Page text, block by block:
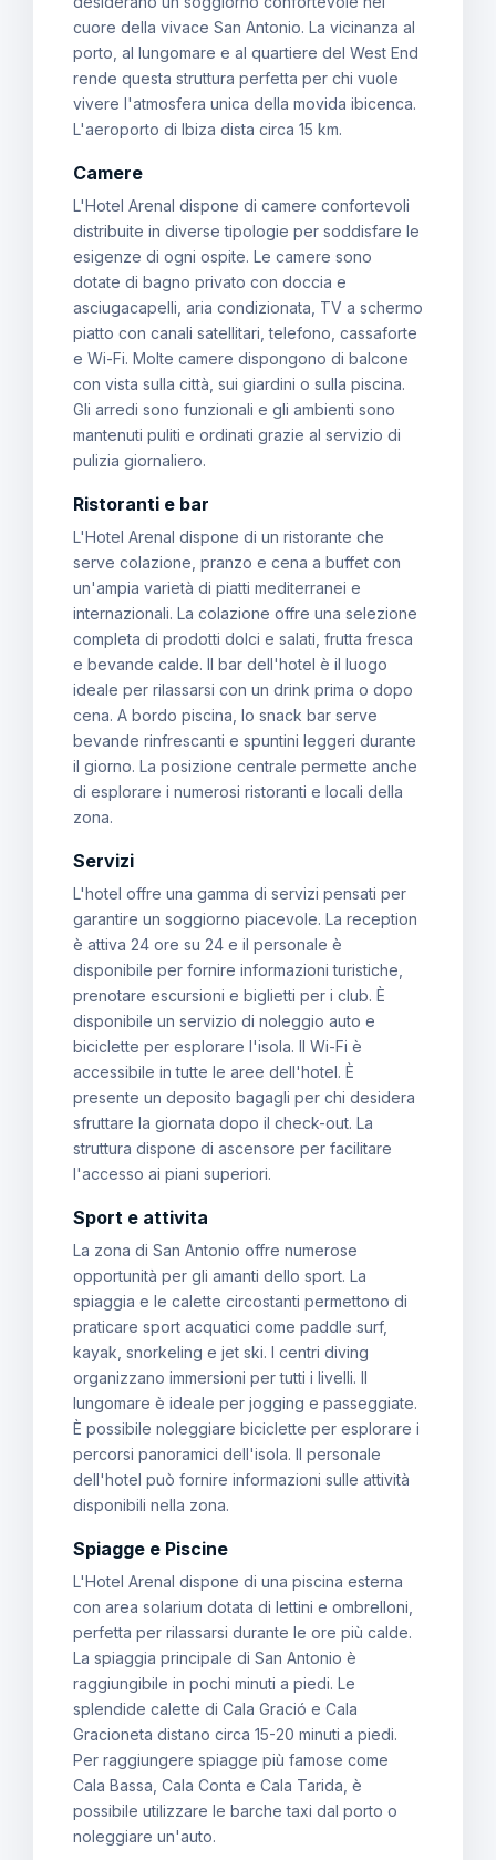
cuore della vivace San Antonio. La vicinanza al
porto, al lungomare e al quartiere del West End
rende questa struttura perfetta per chi vuole
vivere l'atmosfera unica della movida ibicenca.
L'aeroporto di Ibiza dista circa 15 km.
Camere
L'Hotel Arenal dispone di camere confortevoli
distribuite in diverse tipologie per soddisfare le
esigenze di ogni ospite. Le camere sono
dotate di bagno privato con doccia e
asciugacapelli, aria condizionata, TV a schermo
piatto con canali satellitari, telefono, cassaforte
e Wi-Fi. Molte camere dispongono di balcone
con vista sulla città, sui giardini o sulla piscina.
Gli arredi sono funzionali e gli ambienti sono
mantenuti puliti e ordinati grazie al servizio di
pulizia giornaliero.
Ristoranti e bar
L'Hotel Arenal dispone di un ristorante che
serve colazione, pranzo e cena a buffet con
un'ampia varietà di piatti mediterranei e
internazionali. La colazione offre una selezione
completa di prodotti dolci e salati, frutta fresca
e bevande calde. Il bar dell'hotel è il luogo
ideale per rilassarsi con un drink prima o dopo
cena. A bordo piscina, lo snack bar serve
bevande rinfrescanti e spuntini leggeri durante
il giorno. La posizione centrale permette anche
di esplorare i numerosi ristoranti e locali della
zona.
Servizi
L'hotel offre una gamma di servizi pensati per
garantire un soggiorno piacevole. La reception
è attiva 24 ore su 24 e il personale è
disponibile per fornire informazioni turistiche,
prenotare escursioni e biglietti per i club. È
disponibile un servizio di noleggio auto e
biciclette per esplorare l'isola. Il Wi-Fi è
accessibile in tutte le aree dell'hotel. È
presente un deposito bagagli per chi desidera
sfruttare la giornata dopo il check-out. La
struttura dispone di ascensore per facilitare
l'accesso ai piani superiori.
Sport e attivita
La zona di San Antonio offre numerose
opportunità per gli amanti dello sport. La
spiaggia e le calette circostanti permettono di
praticare sport acquatici come paddle surf,
kayak, snorkeling e jet ski. I centri diving
organizzano immersioni per tutti i livelli. Il
lungomare è ideale per jogging e passeggiate.
È possibile noleggiare biciclette per esplorare i
percorsi panoramici dell'isola. Il personale
dell'hotel può fornire informazioni sulle attività
disponibili nella zona.
Spiagge e Piscine
L'Hotel Arenal dispone di una piscina esterna
con area solarium dotata di lettini e ombrelloni,
perfetta per rilassarsi durante le ore più calde.
La spiaggia principale di San Antonio è
raggiungibile in pochi minuti a piedi. Le
splendide calette di Cala Gració e Cala
Gracioneta distano circa 15-20 minuti a piedi.
Per raggiungere spiagge più famose come
Cala Bassa, Cala Conta e Cala Tarida, è
possibile utilizzare le barche taxi dal porto o
noleggiare un'auto.